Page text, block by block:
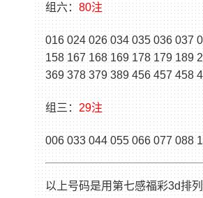
组六：80注
016 024 026 034 035 036 037
158 167 168 169 178 179 189
369 378 379 389 456 457 458
组三：29注
006 033 044 055 066 077 088
以上号码是用第七感福彩3d排